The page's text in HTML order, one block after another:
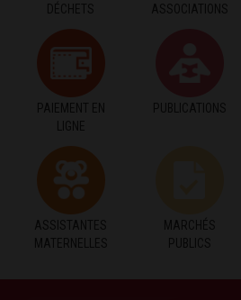
DÉCHETS
ASSOCIATIONS
PAIEMENT EN
LIGNE
PUBLICATIONS
ASSISTANTES
MATERNELLES
MARCHÉS
PUBLICS